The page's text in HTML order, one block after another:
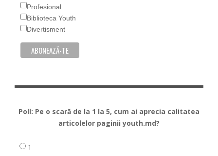
Profesional
Biblioteca Youth
Divertisment
Poll: Pe o scară de la 1 la 5, cum ai aprecia calitatea
articolelor paginii youth.md?
1